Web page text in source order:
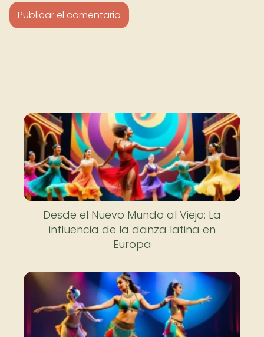
Desde el Nuevo Mundo al Viejo: La
influencia de la danza latina en
Europa